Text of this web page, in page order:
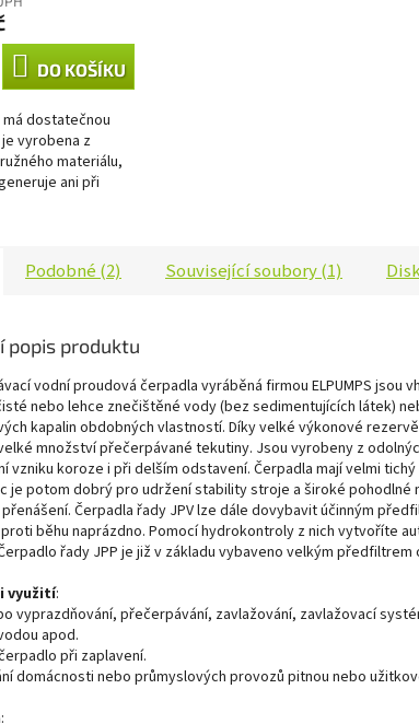
DO KOŠÍKU
má dostatečnou
vyrobena z
materiálu,
ani při
Podobné (2) Související soubory (1)
popis produktu
vodní proudová čerpadla vyráběná firmou ELPUMPS jsou
nebo lehce znečištěné vody (bez sedimentujících látek)
kapalin obdobných vlastností. Díky velké výkonové
množství přečerpávané tekutiny. Jsou vyrobeny z
vzniku koroze i při delším odstavení. Čerpadla mají velmi
je potom dobrý pro udržení stability stroje a široké pohodlné
Čerpadla řady JPV lze dále dovybavit účinným
běhu naprázdno. Pomocí hydrokontroly z nich vytvoříte
řady JPP je již v základu vybaveno velkým předfiltrem
využití:
vyprazdňování, přečerpávání, zavlažování, zavlažovací
apod.
při zaplavení.
domácnosti nebo průmyslových provozů pitnou nebo
: